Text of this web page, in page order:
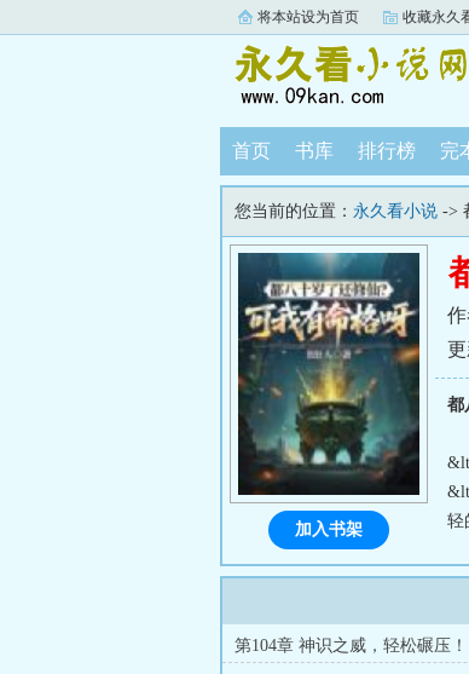
将本站设为首页 收藏永久
首页 书库 排行榜 完
您当前的位置： 永久看小说 ->
更
都
轻
加入书架
第104章 神识之威，轻松碾压！